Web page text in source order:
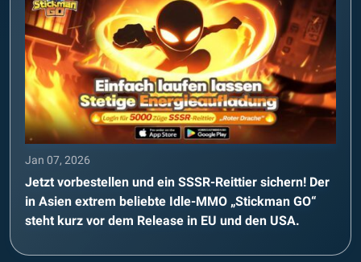
Jan 07, 2026
Jetzt vorbestellen und ein SSSR-Reittier sichern! Der
in Asien extrem beliebte Idle-MMO „Stickman GO“
steht kurz vor dem Release in EU und den USA.